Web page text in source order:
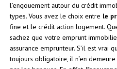
l’engouement autour du crédit
types. Vous avez le choix entre le
fine et le crédit action logement.
sachez que votre emprunt
assurance emprunteur. S’il est vrai
toujours obligatoire, il n’en